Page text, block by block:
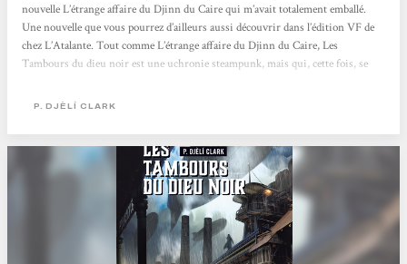
nouvelle L’étrange affaire du Djinn du Caire qui m’avait totalement emballé.
Une nouvelle que vous pourrez d’ailleurs aussi découvrir dans l’édition VF de
chez L’Atalante. Tout comme L’étrange affaire du Djinn du Caire, Les
Tambours du dieu noir est une uchronie steampunk, mais qui, cette fois, se
Sud se regardent en chiens de faïence, les esclaves des Caraïbes se sont libérés...
P. DJÈLÍ CLARK